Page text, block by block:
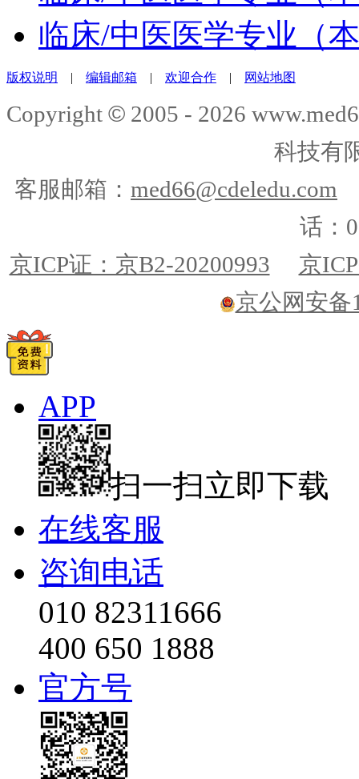
临床/中医医学专业（
版权说明 | 编辑邮箱 | 欢迎合作 | 网站地图
Copyright © 2005 - 2026
科技有
客服邮箱： med66@cdeledu.com
话：
京ICP证：京B2-20200993
京
京公网安备
APP
扫一扫立即下载
在线客服
咨询电话
010 82311666
400 650 1888
官方号